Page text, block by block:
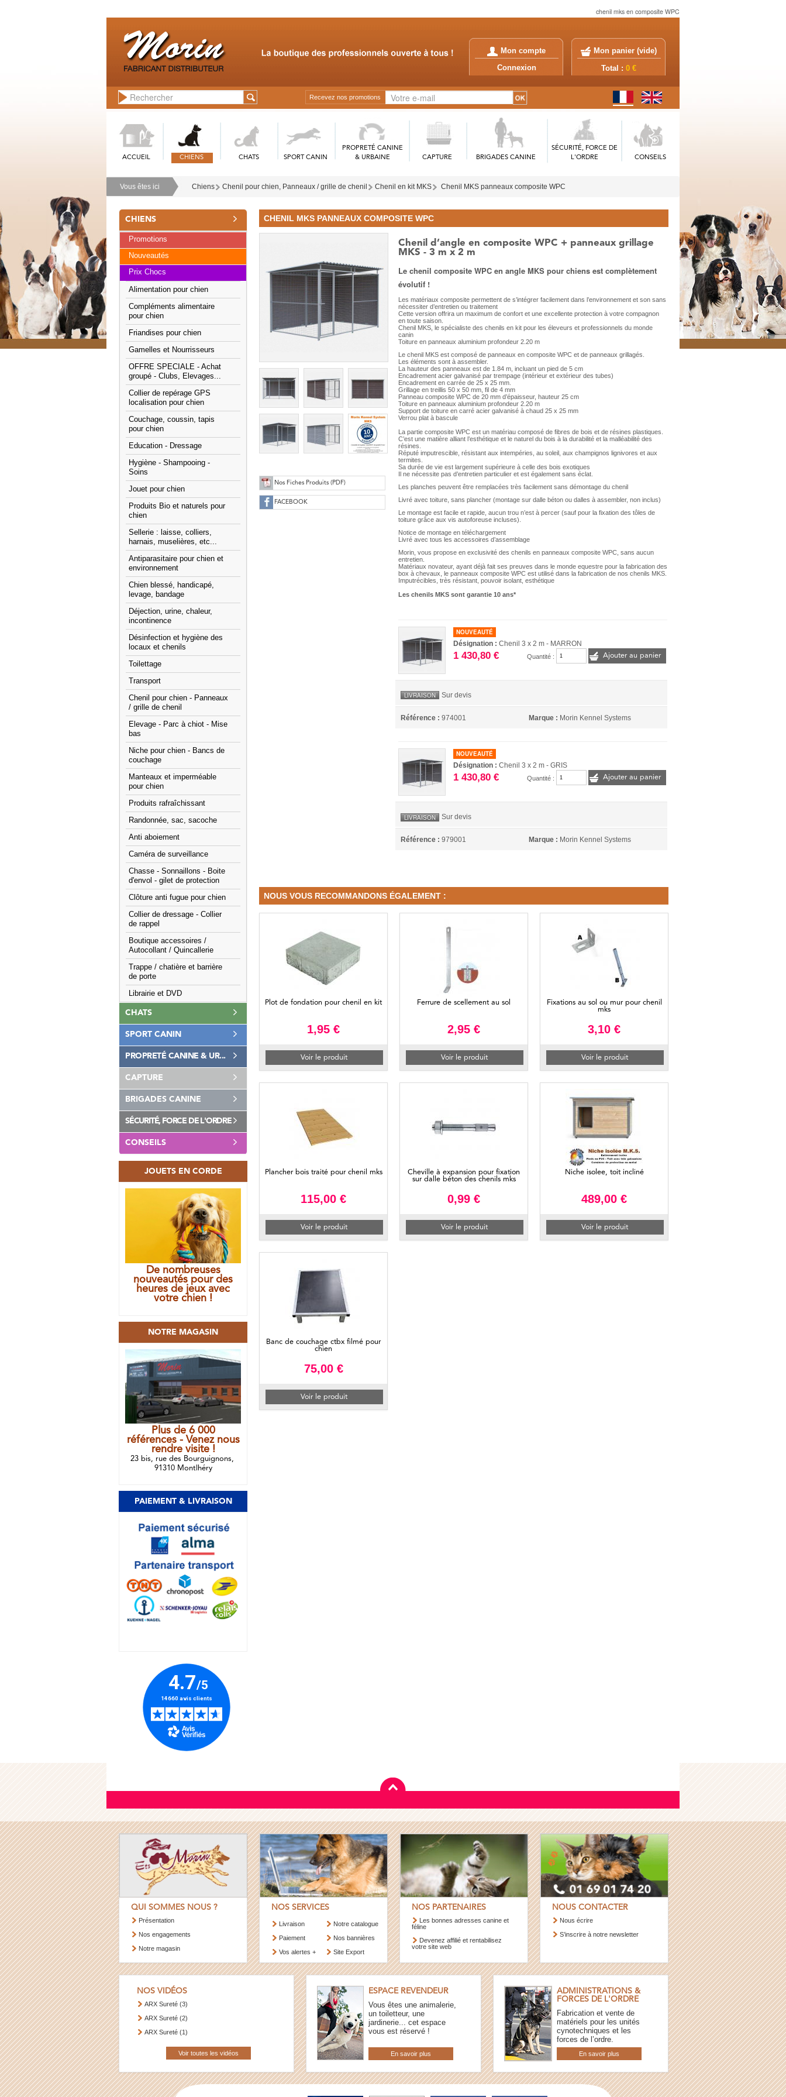
chenil mks en composite WPC
Mon compte
Connexion
Mon panier (vide)
Total : 0 €
Recevez nos promotions
ACCUEIL CHIENS CHATS SPORT CANIN
PROPRETÉ CANINE
& URBAINE
CAPTURE BRIGADES CANINE
SÉCURITÉ, FORCE DE
L'ORDRE
CONSEILS
Vous êtes ici Chiens Chenil pour chien, Panneaux / grille de chenil Chenil en kit MKS Chenil MKS panneaux composite WPC
CHIENS
Promotions
Nouveautés
Prix Chocs
Alimentation pour chien
Compléments alimentaire
pour chien
Friandises pour chien
Gamelles et Nourrisseurs
OFFRE SPECIALE - Achat
groupé - Clubs, Elevages...
Collier de repérage GPS
localisation pour chien
Couchage, coussin, tapis
pour chien
Education - Dressage
Hygiène - Shampooing -
Soins
Jouet pour chien
Produits Bio et naturels pour
chien
Sellerie : laisse, colliers,
harnais, muselières, etc...
Antiparasitaire pour chien et
environnement
Chien blessé, handicapé,
levage, bandage
Déjection, urine, chaleur,
incontinence
Désinfection et hygiène des
locaux et chenils
Toilettage
Transport
Chenil pour chien - Panneaux
/ grille de chenil
Elevage - Parc à chiot - Mise
bas
Niche pour chien - Bancs de
couchage
Manteaux et imperméable
pour chien
Produits rafraîchissant
Randonnée, sac, sacoche
Anti aboiement
Caméra de surveillance
Chasse - Sonnaillons - Boite
d'envol - gilet de protection
Clôture anti fugue pour chien
Collier de dressage - Collier
de rappel
Boutique accessoires /
Autocollant / Quincallerie
Trappe / chatière et barrière
de porte
Librairie et DVD
CHATS
SPORT CANIN
PROPRETÉ CANINE & UR...
CAPTURE
BRIGADES CANINE
SÉCURITÉ, FORCE DE L'ORDRE
CONSEILS
JOUETS EN CORDE
De nombreuses
nouveautés pour des
heures de jeux avec
votre chien !
NOTRE MAGASIN
Plus de 6 000
références - Venez nous
rendre visite !
23 bis, rue des Bourguignons,
91310 Montlhéry
PAIEMENT & LIVRAISON
CHENIL MKS PANNEAUX COMPOSITE WPC
Nos Fiches Produits (PDF)
FACEBOOK
Chenil d’angle en composite WPC + panneaux grillage
MKS - 3 m x 2 m
Le chenil composite WPC en angle MKS pour chiens est complètement
évolutif !
Les matériaux composite permettent de s’intégrer facilement dans l’environnement et son sans
nécessiter d’entretien ou traitement
Cette version offrira un maximum de confort et une excellente protection à votre compagnon
en toute saison.
Chenil MKS, le spécialiste des chenils en kit pour les éleveurs et professionnels du monde
canin
Toiture en panneaux aluminium profondeur 2.20 m
Le chenil MKS est composé de panneaux en composite WPC et de panneaux grillagés.
Les éléments sont à assembler.
La hauteur des panneaux est de 1.84 m, incluant un pied de 5 cm
Encadrement acier galvanisé par trempage (intérieur et extérieur des tubes)
Encadrement en carrée de 25 x 25 mm.
Grillage en treillis 50 x 50 mm, fil de 4 mm
Panneau composite WPC de 20 mm d’épaisseur, hauteur 25 cm
Toiture en panneaux aluminium profondeur 2.20 m
Support de toiture en carré acier galvanisé à chaud 25 x 25 mm
Verrou plat à bascule
La partie composite WPC est un matériau composé de fibres de bois et de résines plastiques.
C’est une matière alliant l’esthétique et le naturel du bois à la durabilité et la malléabilité des
résines.
Réputé imputrescible, résistant aux intempéries, au soleil, aux champignos lignivores et aux
termites.
Sa durée de vie est largement supérieure à celle des bois exotiques
Il ne nécessite pas d’entretien particulier et est également sans éclat.
Les planches peuvent être remplacées très facilement sans démontage du chenil
Livré avec toiture, sans plancher (montage sur dalle béton ou dalles à assembler, non inclus)
Le montage est facile et rapide, aucun trou n’est à percer (sauf pour la fixation des tôles de
toiture grâce aux vis autoforeuse incluses).
Notice de montage en téléchargement
Livré avec tous les accessoires d’assemblage
Morin, vous propose en exclusivité des chenils en panneaux composite WPC, sans aucun
entretien.
Matériaux novateur, ayant déjà fait ses preuves dans le monde equestre pour la fabrication des
box à chevaux, le panneaux composite WPC est utilisé dans la fabrication de nos chenils MKS.
Imputrécibles, très résistant, pouvoir isolant, esthétique
Les chenils MKS sont garantie 10 ans*
NOUVEAUTÉ
Désignation :Chenil 3 x 2 m - MARRON
1 430,80 € Quantité : Ajouter au panier
LIVRAISON Sur devis
Référence : 974001 Marque : Morin Kennel Systems
NOUVEAUTÉ
Désignation :Chenil 3 x 2 m - GRIS
1 430,80 € Quantité : Ajouter au panier
LIVRAISON Sur devis
Référence : 979001 Marque : Morin Kennel Systems
NOUS VOUS RECOMMANDONS ÉGALEMENT :
Plot de fondation pour chenil en kit
1,95 €
Voir le produit
Ferrure de scellement au sol
2,95 €
Voir le produit
Fixations au sol ou mur pour chenil
mks
3,10 €
Voir le produit
Plancher bois traité pour chenil mks
115,00 €
Voir le produit
Cheville à expansion pour fixation
sur dalle béton des chenils mks
0,99 €
Voir le produit
Niche isolee, toit incliné
489,00 €
Voir le produit
Banc de couchage ctbx filmé pour
chien
75,00 €
Voir le produit
QUI SOMMES NOUS ?
Présentation
Nos engagements
Notre magasin
NOS SERVICES
Livraison
Paiement
Vos alertes +
Notre catalogue
Nos bannières
Site Export
NOS PARTENAIRES
Les bonnes adresses canine et
féline
Devenez affilié et rentabilisez
votre site web
NOUS CONTACTER
Nous écrire
S’inscrire à notre newsletter
NOS VIDÉOS
ARX Sureté (3)
ARX Sureté (2)
ARX Sureté (1)
Voir toutes les vidéos
ESPACE REVENDEUR
Vous êtes une animalerie,
un toiletteur, une
jardinerie... cet espace
vous est réservé !
En savoir plus
ADMINISTRATIONS &
FORCES DE L'ORDRE
Fabrication et vente de
matériels pour les unités
cynotechniques et les
forces de l’ordre.
En savoir plus